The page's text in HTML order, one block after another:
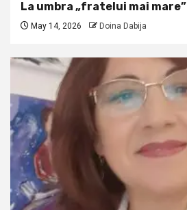
La umbra „fratelui mai mare”
May 14, 2026 Doina Dabija